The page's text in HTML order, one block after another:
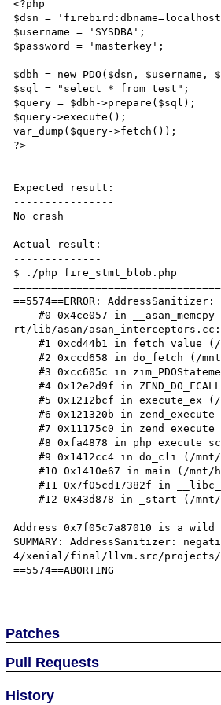
<?php
$dsn =
$username = 'SYSDBA';
$password = 'masterkey';
$dbh = new PDO($dsn, $username,
$sql = "select * from test";
$query = $dbh->prepare($sql);
$query->execute();
var_dump($query->fetch());
?>
Expected result:
----------------
No crash
Actual result:
--------------
$ ./php fire_stmt_blob.php
==5574==ERROR:
    #0 0x4ce057 in __asan_memcpy /scratch/llvm/clang-4/xenial/final/llvm.src/projects/compiler-
rt/lib/asan/
    #1 0xcd44b1 in fetch_value (/mnt/hgfs/share/htdocs/php+0xcd44b1)
    #2 0xccd658 in do_fetch (/mnt/hgfs/share/htdocs/php+0xccd658)
    #3 0xcc605c in zim_PDOStatement_fetch (/mnt/hgfs/share/htdocs/php+0xcc605c)
    #4 0x12e2d9f in ZEND_DO_FCALL_SPEC_RETVAL_USED_HANDLER (/mnt/hgfs/share/htdocs/php+0x12e2d9f)
    #5 0x1212bcf in execute_ex (/mnt/hgfs/share/htdocs/php+0x1212bcf)
    #6 0x121320b in zend_execute (/mnt/hgfs/share/htdocs/php+0x121320b)
    #7 0x11175c0 in zend_execute_scripts (/mnt/hgfs/share/htdocs/php+0x11175c0)
    #8 0xfa4878 in php_execute_script (/mnt/hgfs/share/htdocs/php+0xfa4878)
    #9 0x1412cc4 in do_cli (/mnt/hgfs/share/htdocs/php+0x1412cc4)
    #10 0x1410e67 in main (/mnt/hgfs/share/htdocs/php+0x1410e67)
    #11 0x7f05cd17382f in __libc_start_main (/lib/x86_64-linux-gnu/libc.so.6+0x2082f)
    #12 0x43d878 in _start (/mnt/hgfs/share/htdocs/php+0x43d878)
Address 0x7f05c7a87010 is a
SUMMARY: AddressSanitizer:
4/xenial/final/llvm.src/projects/
==5574==ABORTING
Patches
Pull Requests
History